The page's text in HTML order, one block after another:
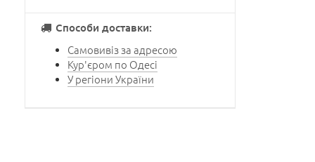
Способи доставки:
Самовивіз за адресою
Кур'єром по Одесі
У регіони України